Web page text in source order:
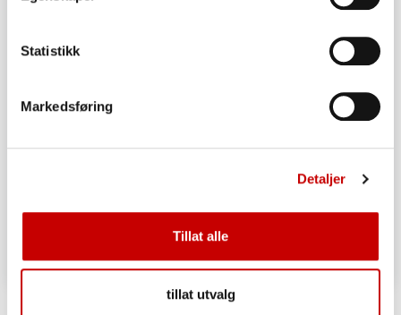
Statistikk
Markedsføring
Detaljer
Tillat alle
tillat utvalg
Helkornbrød